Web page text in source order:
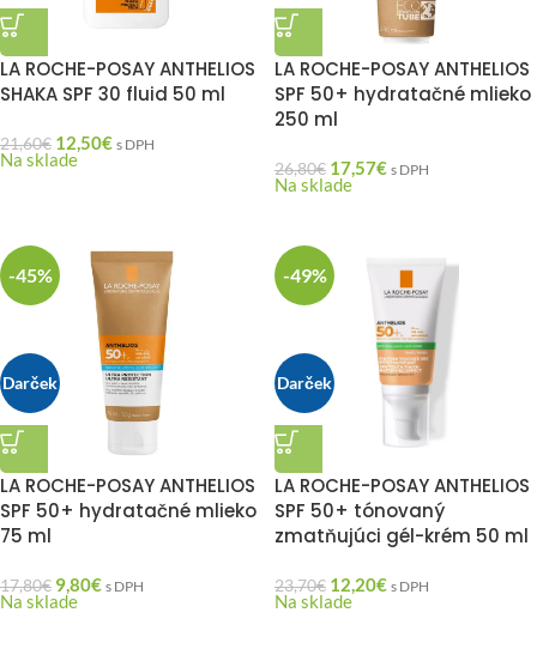
LA ROCHE-POSAY ANTHELIOS
SHAKA SPF 30 fluid 50 ml
21,60€ 12,50€ s DPH
Na sklade
LA ROCHE-POSAY ANTHELIOS
SPF 50+ hydratačné mlieko
250 ml
26,80€ 17,57€ s DPH
Na sklade
Darček
-45%
LA ROCHE-POSAY ANTHELIOS
SPF 50+ hydratačné mlieko
75 ml
17,80€ 9,80€ s DPH
Na sklade
Darček
-49%
LA ROCHE-POSAY ANTHELIOS
SPF 50+ tónovaný
zmatňujúci gél-krém 50 ml
23,70€ 12,20€ s DPH
Na sklade